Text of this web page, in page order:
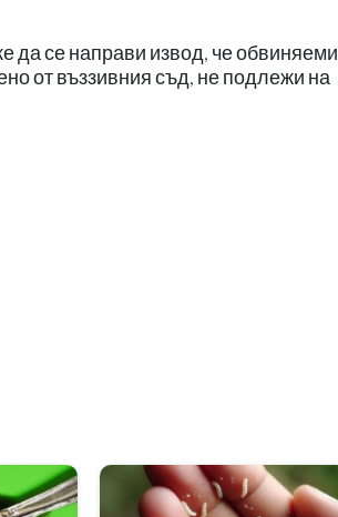
да се направи извод, че
от въззивния съд, не подлежи на